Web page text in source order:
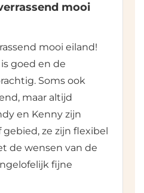
mooi
mooi eiland!
goed en de
Soms ook
maar altijd
en Kenny zijn
ze zijn flexibel
de wensen van de
fijne